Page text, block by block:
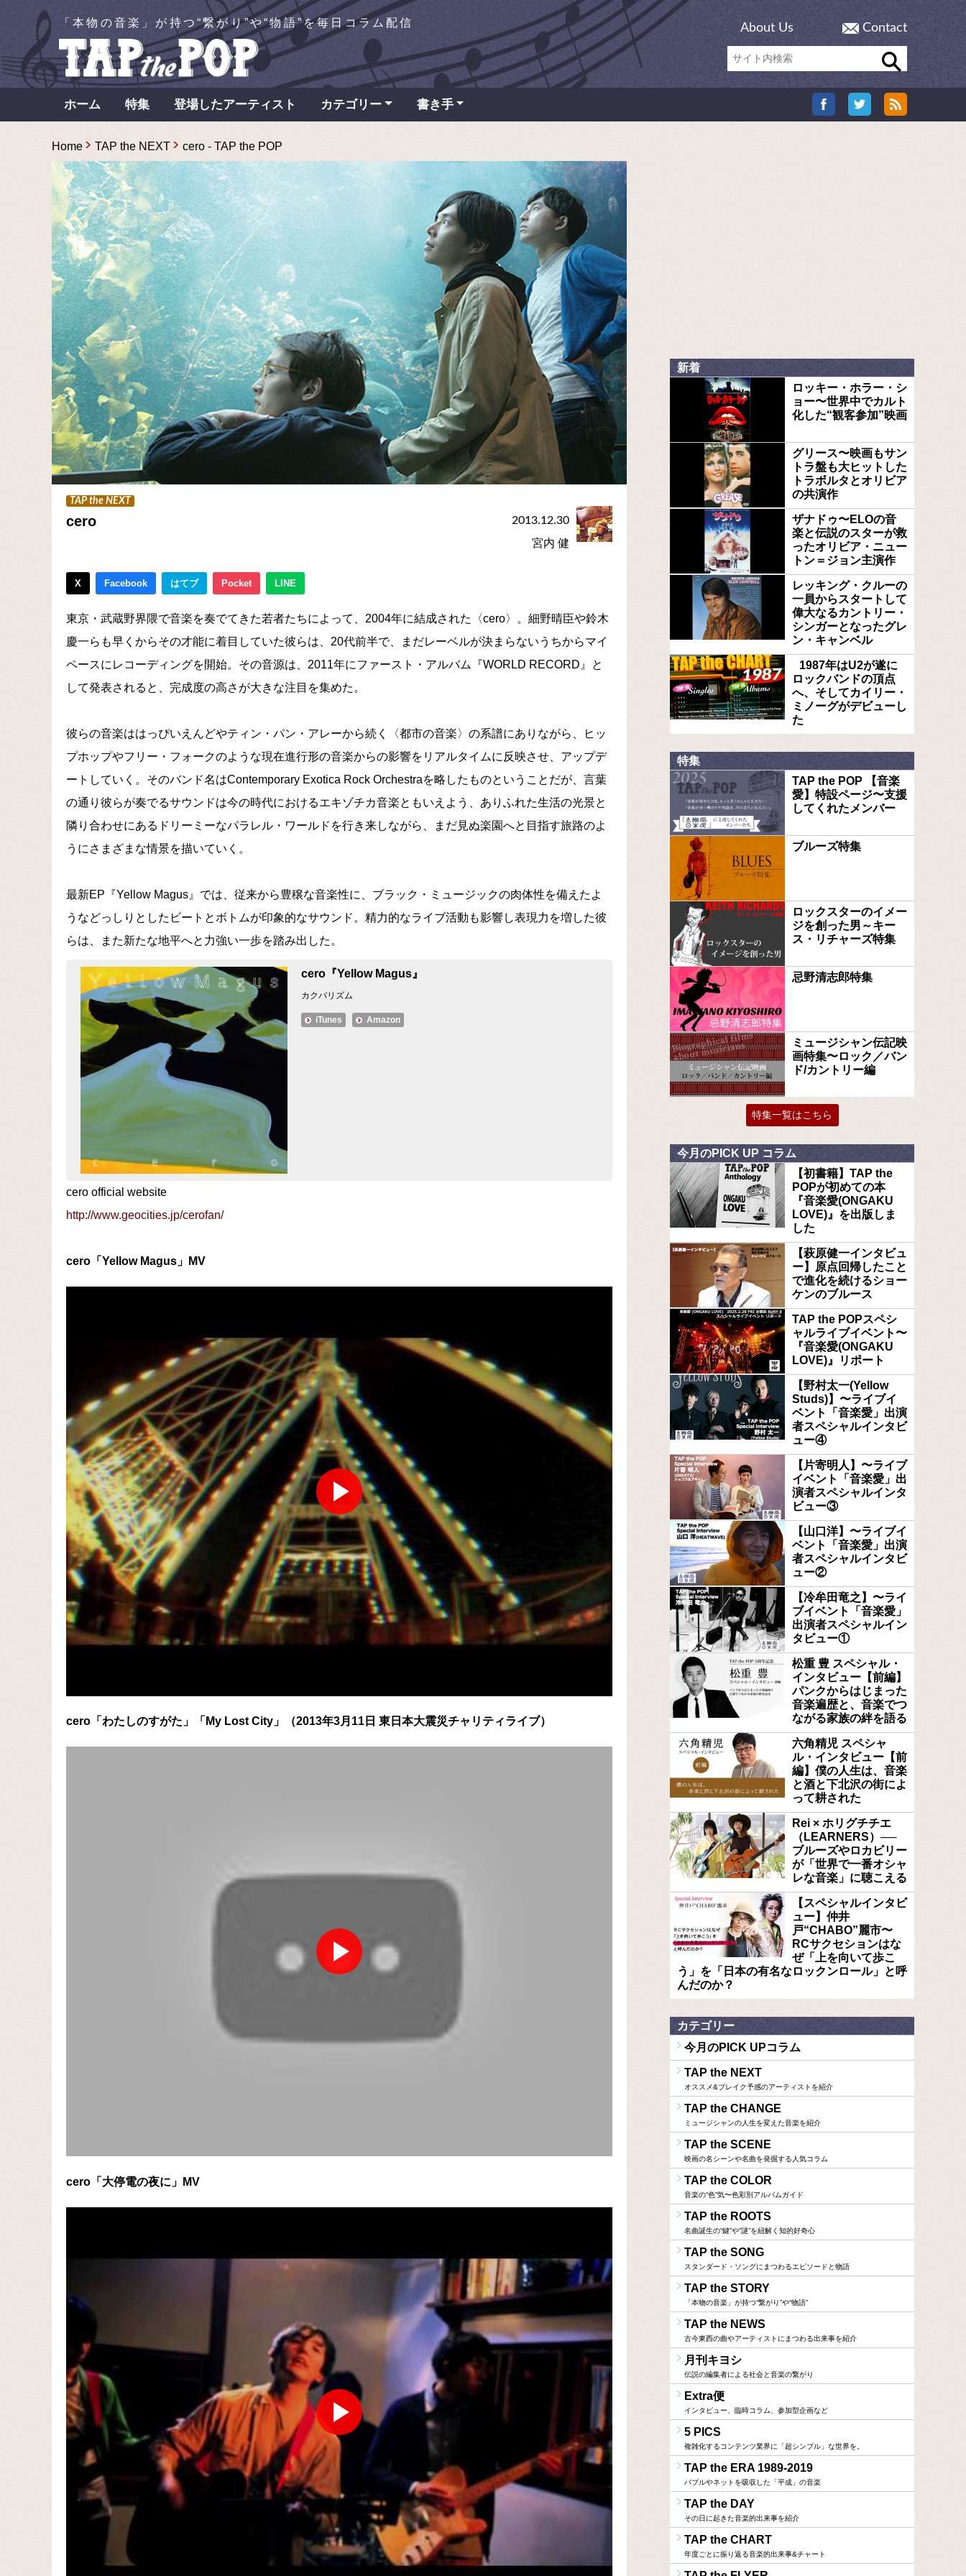
「本物の音楽」が持つ“繋がり”や“物語”を毎日コラム配信 About Us Contact
ホーム 特集 登場したアーティスト カテゴリー 書き手
Home TAP the NEXT cero - TAP the POP
TAP the NEXT
cero 2013.12.30
宮内 健
X Facebook はてブ Pocket LINE
東京・武蔵野界隈で音楽を奏でてきた若者たちによって、2004年に結成された〈cero〉。細野晴臣や鈴木
慶一らも早くからその才能に着目していた彼らは、20代前半で、まだレーベルが決まらないうちからマイ
ペースにレコーディングを開始。その音源は、2011年にファースト・アルバム『WORLD RECORD』と
して発表されると、完成度の高さが大きな注目を集めた。
彼らの音楽ははっぴいえんどやティン・パン・アレーから続く〈都市の音楽〉の系譜にありながら、ヒッ
プホップやフリー・フォークのような現在進行形の音楽からの影響をリアルタイムに反映させ、アップデ
ートしていく。そのバンド名はContemporary Exotica Rock Orchestraを略したものということだが、言葉
の通り彼らが奏でるサウンドは今の時代におけるエキゾチカ音楽ともいえよう、ありふれた生活の光景と
隣り合わせにあるドリーミーなパラレル・ワールドを行き来しながら、まだ見ぬ楽園へと目指す旅路のよ
うにさまざまな情景を描いていく。
最新EP『Yellow Magus』では、従来から豊穣な音楽性に、ブラック・ミュージックの肉体性を備えたよ
うなどっしりとしたビートとボトムが印象的なサウンド。精力的なライブ活動も影響し表現力を増した彼
らは、また新たな地平へと力強い一歩を踏み出した。
cero『Yellow Magus』
カクバリズム
iTunes Amazon
cero official website
http://www.geocities.jp/cerofan/
cero「Yellow Magus」MV
cero「わたしのすがた」「My Lost City」（2013年3月11日 東日本大震災チャリティライブ）
cero「大停電の夜に」MV
新着
ロッキー・ホラー・シ
ョー〜世界中でカルト
化した“観客参加”映画
グリース〜映画もサン
トラ盤も大ヒットした
トラボルタとオリビア
の共演作
ザナドゥ〜ELOの音
楽と伝説のスターが救
ったオリビア・ニュー
トン＝ジョン主演作
レッキング・クルーの
一員からスタートして
偉大なるカントリー・
シンガーとなったグレ
ン・キャンベル
1987年はU2が遂に
ロックバンドの頂点
へ、そしてカイリー・
ミノーグがデビューし
た
特集
TAP the POP 【音楽
愛】特設ページ〜支援
してくれたメンバー
ブルーズ特集
ロックスターのイメー
ジを創った男～キー
ス・リチャーズ特集
忌野清志郎特集
ミュージシャン伝記映
画特集〜ロック／バン
ド/カントリー編
特集一覧はこちら
今月のPICK UP コラム
【初書籍】TAP the
POPが初めての本
『音楽愛(ONGAKU
LOVE)』を出版しま
した
【萩原健一インタビュ
ー】原点回帰したこと
で進化を続けるショー
ケンのブルース
TAP the POPスペシ
ャルライブイベント〜
『音楽愛(ONGAKU
LOVE)』リポート
【野村太一(Yellow
Studs)】〜ライブイ
ベント「音楽愛」出演
者スペシャルインタビ
ュー④
【片寄明人】〜ライブ
イベント「音楽愛」出
演者スペシャルインタ
ビュー③
【山口洋】〜ライブイ
ベント「音楽愛」出演
者スペシャルインタビ
ュー②
【冷牟田竜之】〜ライ
ブイベント「音楽愛」
出演者スペシャルイン
タビュー①
松重 豊 スペシャル・
インタビュー【前編】
パンクからはじまった
音楽遍歴と、音楽でつ
ながる家族の絆を語る
六角精児 スペシャ
ル・インタビュー【前
編】僕の人生は、音楽
と酒と下北沢の街によ
って耕された
Rei × ホリグチチエ
（LEARNERS）──
ブルーズやロカビリー
が「世界で一番オシャ
レな音楽」に聴こえる
【スペシャルインタビ
ュー】仲井
戸“CHABO”麗市〜
RCサクセションはな
ぜ「上を向いて歩こ
う」を「日本の有名なロックンロール」と呼
んだのか？
カテゴリー
今月のPICK UPコラム
TAP the NEXT
オススメ&ブレイク予感のアーティストを紹介
TAP the CHANGE
ミュージシャンの人生を変えた音楽を紹介
TAP the SCENE
映画の名シーンや名曲を発掘する人気コラム
TAP the COLOR
音楽の“色”気〜色彩別アルバムガイド
TAP the ROOTS
名曲誕生の“鍵”や“謎”を紐解く知的好奇心
TAP the SONG
スタンダード・ソングにまつわるエピソードと物語
TAP the STORY
「本物の音楽」が持つ“繋がり”や“物語”
TAP the NEWS
古今東西の曲やアーティストにまつわる出来事を紹介
月刊キヨシ
伝説の編集者による社会と音楽の繋がり
Extra便
インタビュー、臨時コラム、参加型企画など
5 PICS
複雑化するコンテンツ業界に「超シンプル」な世界を。
TAP the ERA 1989-2019
バブルやネットを吸収した「平成」の音楽
TAP the DAY
その日に起きた音楽的出来事を紹介
TAP the CHART
年度ごとに振り返る音楽的出来事&チャート